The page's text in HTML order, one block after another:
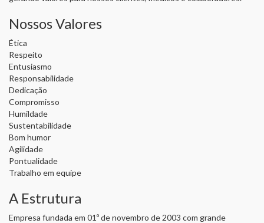
Nossos Valores
Ética
Respeito
Entusiasmo
Responsabilidade
Dedicação
Compromisso
Humildade
Sustentabilidade
Bom humor
Agilidade
Pontualidade
Trabalho em equipe
A Estrutura
Empresa fundada em 01º de novembro de 2003 com grande